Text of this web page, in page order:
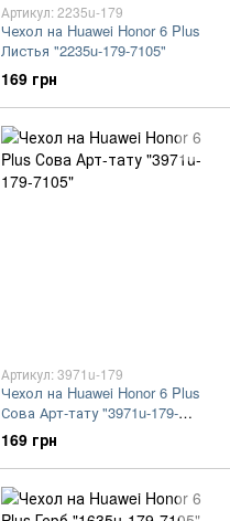
Артикул: 2235u-179
Чехол на Huawei Honor 6 Plus
Листья "2235u-179-7105"
169 грн
Артикул: 3971u-179
Чехол на Huawei Honor 6 Plus
Сова Арт-тату "3971u-179-
7105"
169 грн